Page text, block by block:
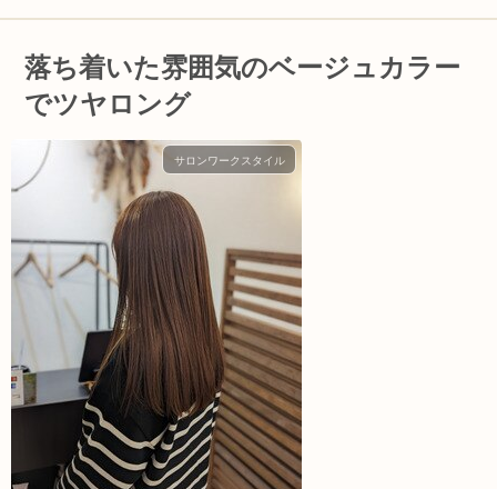
落ち着いた雰囲気のベージュカラー
でツヤロング
サロンワークスタイル